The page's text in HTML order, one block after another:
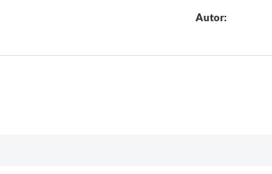
Autor: